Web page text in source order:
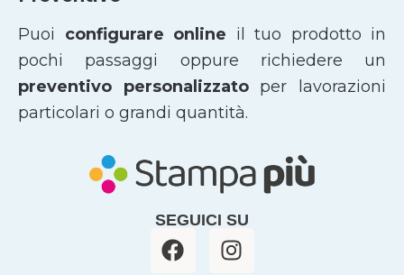
Puoi configurare online il tuo prodotto in
pochi passaggi oppure richiedere un
preventivo personalizzatoper lavorazioni
particolari o grandi quantità.
SEGUICI SU
F
a
I
n